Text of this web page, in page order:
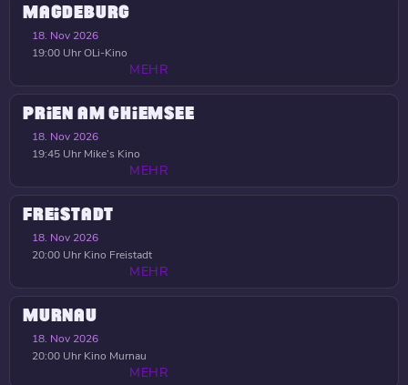
MAGDEBURG
18. Nov 2026
19:00 UhrOLi-Kino
MEHR
PRIEN AM CHIEMSEE
18. Nov 2026
19:45 Uhr Mike’s Kino
MEHR
FREISTADT
18. Nov 2026
20:00 Uhr Kino Freistadt
MEHR
MURNAU
18. Nov 2026
20:00 Uhr Kino Murnau
MEHR